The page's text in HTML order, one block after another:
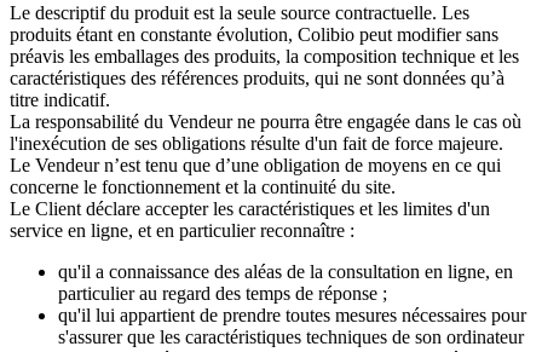
Le descriptif du produit est la seule source contractuelle. Les
produits étant en constante évolution, Colibio peut modifier sans
préavis les emballages des produits, la composition technique et les
caractéristiques des références produits, qui ne sont données qu’à
titre indicatif.
La responsabilité du Vendeur ne pourra être engagée dans le cas où
l'inexécution de ses obligations résulte d'un fait de force majeure.
Le Vendeur n’est tenu que d’une obligation de moyens en ce qui
concerne le fonctionnement et la continuité du site.
Le Client déclare accepter les caractéristiques et les limites d'un
service en ligne, et en particulier reconnaître :
qu'il a connaissance des aléas de la consultation en ligne, en
particulier au regard des temps de réponse ;
qu'il lui appartient de prendre toutes mesures nécessaires pour
s'assurer que les caractéristiques techniques de son ordinateur